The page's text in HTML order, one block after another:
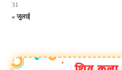
« जुलाई
31